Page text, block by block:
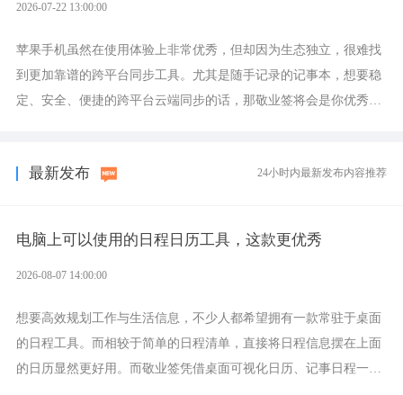
2026-07-22 13:00:00
苹果手机虽然在使用体验上非常优秀，但却因为生态独立，很难找
到更加靠谱的跨平台同步工具。尤其是随手记录的记事本，想要稳
定、安全、便捷的跨平台云端同步的话，那敬业签将会是你优秀的
最新发布 24小时内最新发布内容推荐
电脑上可以使用的日程日历工具，这款更优秀
2026-08-07 14:00:00
想要高效规划工作与生活信息，不少人都希望拥有一款常驻于桌面
的日程工具。而相较于简单的日程清单，直接将日程信息摆在上面
的日历显然更好用。而敬业签凭借桌面可视化日历、记事日程一体